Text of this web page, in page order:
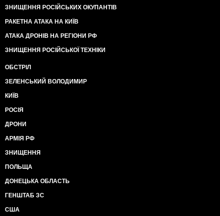
ЗНИЩЕННЯ РОСІЙСЬКИХ ОКУПАНТІВ
РАКЕТНА АТАКА НА КИЇВ
АТАКА ДРОНІВ НА РЕГІОНИ РФ
ЗНИЩЕННЯ РОСІЙСЬКОЇ ТЕХНІКИ
ОБСТРІЛ
ЗЕЛЕНСЬКИЙ ВОЛОДИМИР
КИЇВ
РОСІЯ
ДРОНИ
АРМІЯ РФ
ЗНИЩЕННЯ
ПОЛЬЩА
ДОНЕЦЬКА ОБЛАСТЬ
ГЕНШТАБ ЗС
США